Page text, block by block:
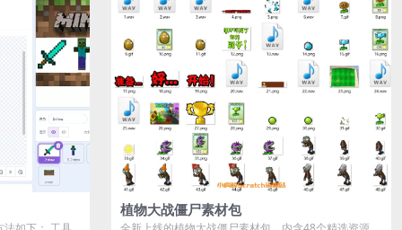
植物大战僵尸素材包